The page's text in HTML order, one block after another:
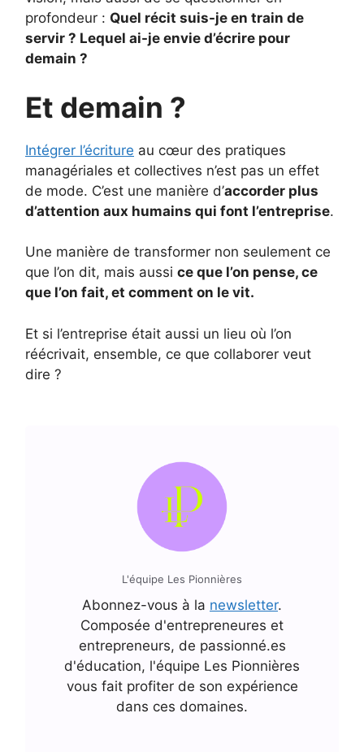
profondeur : Quel récit suis-je en train de
servir ? Lequel ai-je envie d’écrire pour
demain ?
Et demain ?
Intégrer l’écriture au cœur des pratiques
managériales et collectives n’est pas un effet
de mode. C’est une manière d’accorder plus
d’attention aux humains qui font l’entreprise.
Une manière de transformer non seulement ce
que l’on dit, mais aussi ce que l’on pense, ce
que l’on fait, et comment on le vit.
Et si l’entreprise était aussi un lieu où l’on
réécrivait, ensemble, ce que collaborer veut
dire ?
L'équipe Les Pionnières
Abonnez-vous à la newsletter.
Composée d'entrepreneures et
entrepreneurs, de passionné.es
d'éducation, l'équipe Les Pionnières
vous fait profiter de son expérience
dans ces domaines.